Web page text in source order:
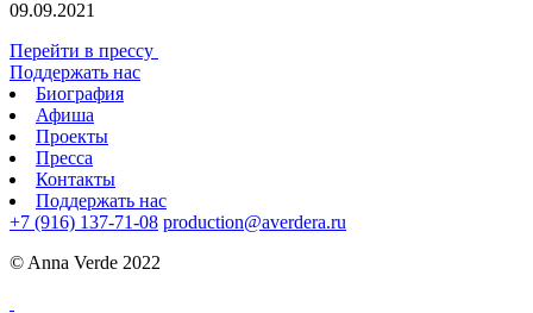
09.09.2021
Перейти в прессу
Поддержать нас
Биография
Афиша
Проекты
Пресса
Контакты
Поддержать нас
+7 (916) 137-71-08 production@averdera.ru
© Anna Verde 2022